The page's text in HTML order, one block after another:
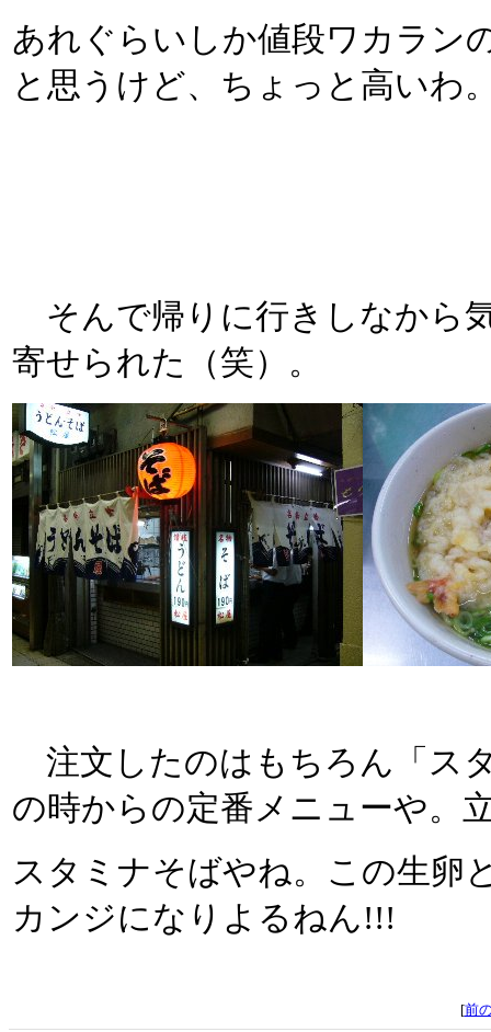
あれぐらいしか値段ワカラン
と思うけど、ちょっと高いわ
そんで帰りに行きしなから
寄せられた（笑）。
注文したのはもちろん「ス
の時からの定番メニューや。
スタミナそばやね。この生卵
カンジになりよるねん!!!
[前